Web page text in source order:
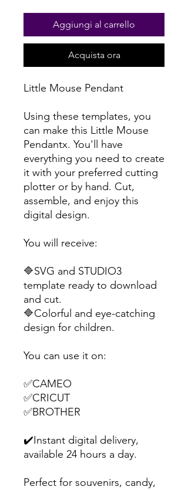
Aggiungi al carrello
Acquista ora
Little Mouse Pendant
Using these templates, you
can make this Little Mouse
Pendantx. You'll have
everything you need to create
it with your preferred cutting
plotter or by hand. Cut,
assemble, and enjoy this
digital design.
You will receive:
🔷SVG and STUDIO3
template ready to download
and cut.
🔷Colorful and eye-catching
design for children.
You can use it on:
✅CAMEO
✅CRICUT
✅BROTHER
✔️Instant digital delivery,
available 24 hours a day.
Perfect for souvenirs, candy,